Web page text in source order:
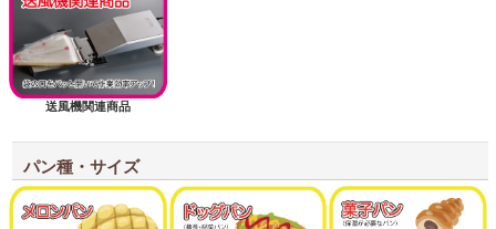
送風機関連商品
パン種・サイズ